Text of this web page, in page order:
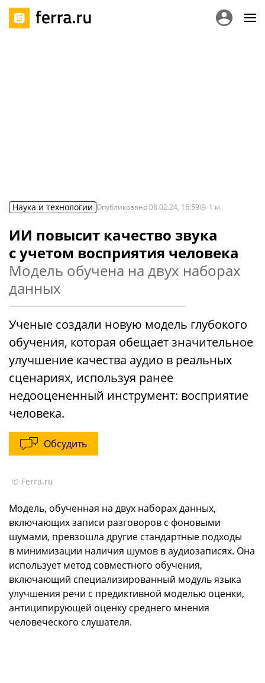
Наука и технологии Опубликовано08.02.24, 16:59 1 м.
ИИ повысит качество звука
с учетом восприятия человека
Модель обучена на двух наборах
данных
Ученые создали новую модель глубокого
обучения, которая обещает значительное
улучшение качества аудио в реальных
сценариях, используя ранее
недооцененный инструмент: восприятие
человека.
Обсудить
© Ferra.ru
Модель, обученная на двух наборах данных,
включающих записи разговоров с фоновыми
шумами, превзошла другие стандартные подходы
в минимизации наличия шумов в аудиозаписях. Она
использует метод совместного обучения,
включающий специализированный модуль языка
улучшения речи с предиктивной моделью оценки,
антиципирующей оценку среднего мнения
человеческого слушателя.